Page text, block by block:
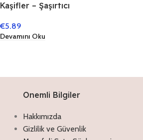
Kaşifler – Şaşırtıcı
€5.89
Devamını Oku
Onemli Bilgiler
Hakkımızda
Gizlilik ve Güvenlik